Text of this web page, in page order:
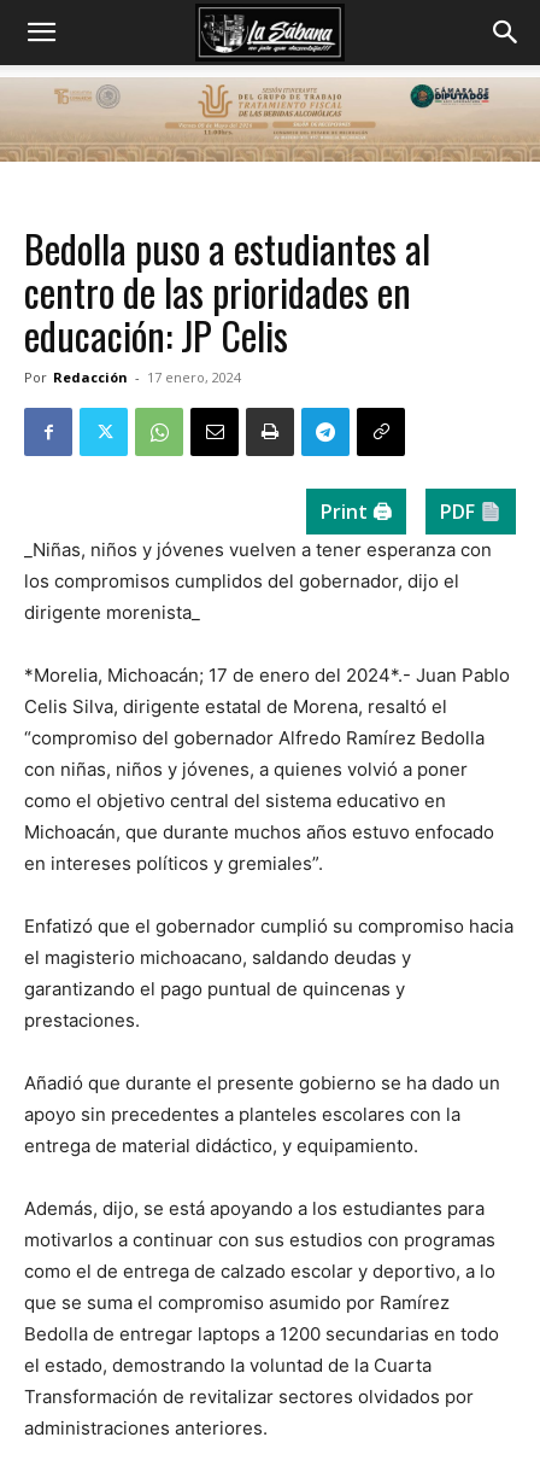
Bedolla puso a estudiantes al
centro de las prioridades en
educación: JP Celis
Por Redacción - 17 enero, 2024
Print 🖨 PDF
_Niñas, niños y jóvenes vuelven a tener esperanza con
los compromisos cumplidos del gobernador, dijo el
dirigente morenista_
*Morelia, Michoacán; 17 de enero del 2024*.- Juan Pablo
Celis Silva, dirigente estatal de Morena, resaltó el
“compromiso del gobernador Alfredo Ramírez Bedolla
con niñas, niños y jóvenes, a quienes volvió a poner
como el objetivo central del sistema educativo en
Michoacán, que durante muchos años estuvo enfocado
en intereses políticos y gremiales”.
Enfatizó que el gobernador cumplió su compromiso hacia
el magisterio michoacano, saldando deudas y
garantizando el pago puntual de quincenas y
prestaciones.
Añadió que durante el presente gobierno se ha dado un
apoyo sin precedentes a planteles escolares con la
entrega de material didáctico, y equipamiento.
Además, dijo, se está apoyando a los estudiantes para
motivarlos a continuar con sus estudios con programas
como el de entrega de calzado escolar y deportivo, a lo
que se suma el compromiso asumido por Ramírez
Bedolla de entregar laptops a 1200 secundarias en todo
el estado, demostrando la voluntad de la Cuarta
Transformación de revitalizar sectores olvidados por
administraciones anteriores.